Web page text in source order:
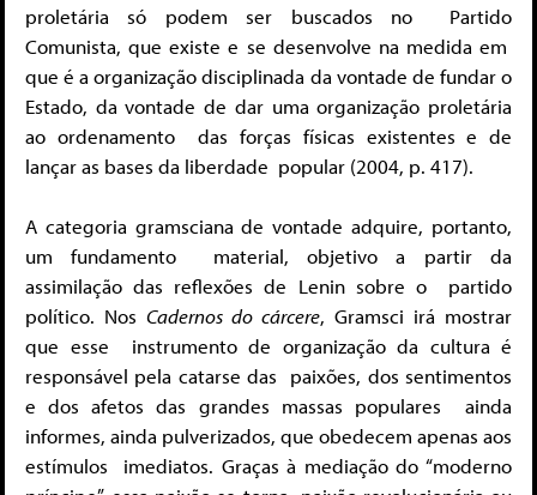
proletária só podem ser buscados no Partido
Comunista, que existe e se desenvolve na medida em
que é a organização disciplinada da vontade de fundar o
Estado, da vontade de dar uma organização proletária
ao ordenamentodas forças físicas existentes e de
lançar as bases da liberdade popular (2004, p. 417).
A categoria gramsciana de vontade adquire, portanto,
um fundamento material, objetivo a partir da
assimilação das reflexões de Lenin sobre o partido
político. Nos Cadernos do cárcere, Gramsci irá mostrar
que esse instrumento de organização da cultura é
responsável pela catarse das paixões, dos sentimentos
e dos afetos das grandes massas populares ainda
informes, ainda pulverizados, que obedecem apenas aos
estímulos imediatos. Graças à mediação do “moderno